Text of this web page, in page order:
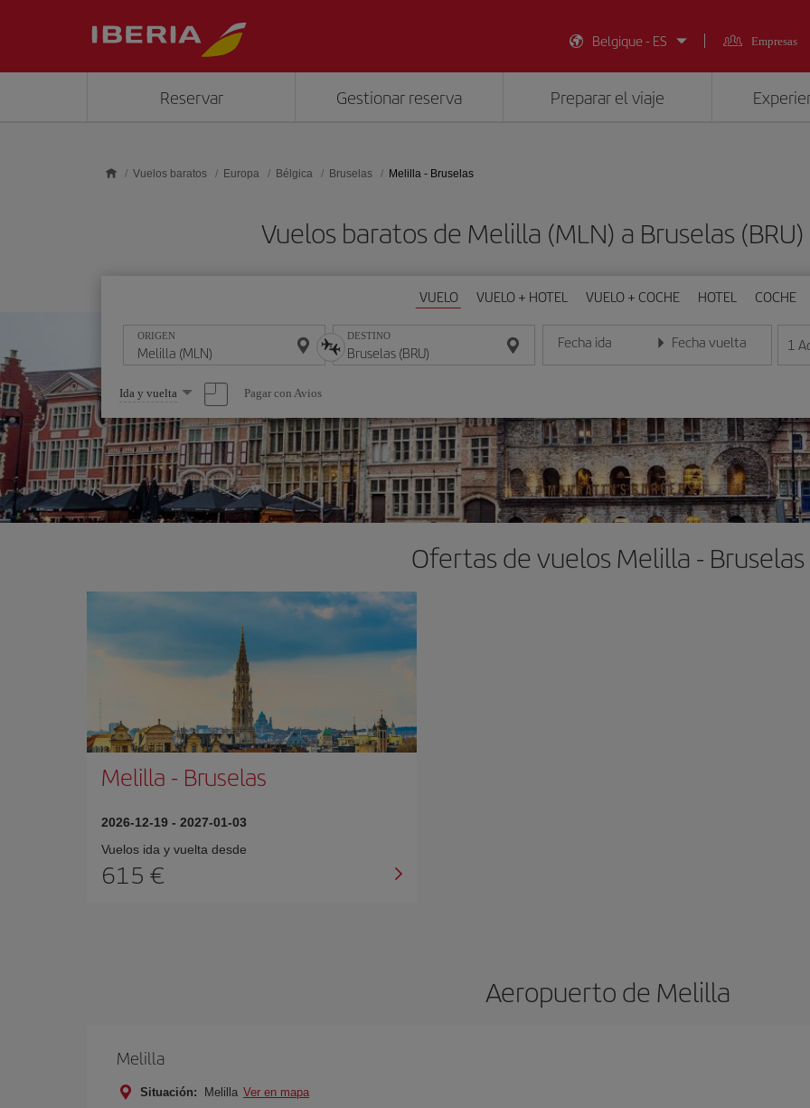
Belgique - ES
Empresas
Reservar Gestionar reserva Preparar el viaje
Vuelos baratos Europa Bélgica Bruselas Melilla - Bruselas
Vuelos baratos de Melilla (MLN) a Bruselas
VUELO VUELO + HOTEL VUELO + COCHE HOTEL COCHE
ORIGEN DESTINO Fecha ida
Introduce la fecha en formato día/mes/año
Fecha vuelta
Introduce la fecha en 1
Seleccione
una
opción
Ida y vuelta Pagar con Avios
Ofertas de vuelos Melilla - Bruselas
Melilla - Bruselas
2026-12-19 - 2027-01-03
Vuelos ida y vuelta desde
615 €
Aeropuerto de Melilla
Melilla
Situación: Melilla Ver en mapa